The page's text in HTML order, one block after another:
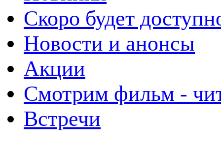
Скоро будет
Новости и анонсы
Акции
Смотрим фильм -
Встречи